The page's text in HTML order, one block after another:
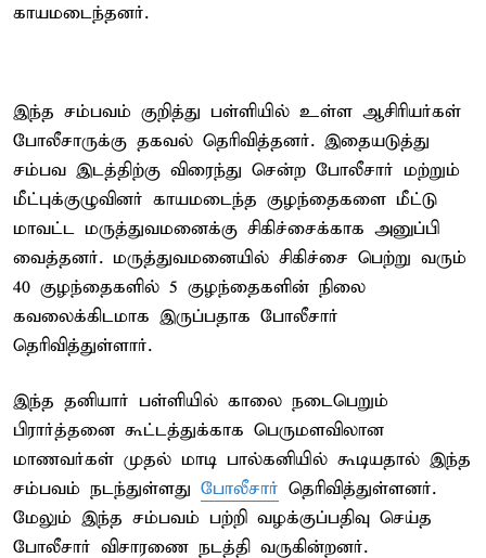
காயமடைந்தனர்.
இந்த சம்பவம் குறித்து பள்ளியில் உள்ள ஆசிரியர்கள்
போலீசாருக்கு தகவல் தெரிவித்தனர். இதையடுத்து
சம்பவ இடத்திற்கு விரைந்து சென்ற போலீசார் மற்றும்
மீட்புக்குழுவினர் காயமடைந்த குழந்தைகளை மீட்டு
மாவட்ட மருத்துவமனைக்கு சிகிச்சைக்காக அனுப்பி
வைத்தனர். மருத்துவமனையில் சிகிச்சை பெற்று வரும்
40 குழந்தைகளில் 5 குழந்தைகளின் நிலை
கவலைக்கிடமாக இருப்பதாக போலீசார்
தெரிவித்துள்ளார்.
இந்த தனியார் பள்ளியில் காலை நடைபெறும்
பிரார்த்தனை கூட்டத்துக்காக பெருமளவிலான
மாணவர்கள் முதல் மாடி பால்கனியில் கூடியதால் இந்த
சம்பவம் நடந்துள்ளது போலீசார் தெரிவித்துள்ளனர்.
மேலும் இந்த சம்பவம் பற்றி வழக்குப்பதிவு செய்த
போலீசார் விசாரணை நடத்தி வருகின்றனர்.